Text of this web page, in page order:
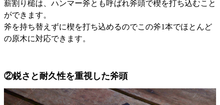
薪割り槌は、ハンマー斧とも呼ばれ斧頭で楔を打ち込むこと
ができます。
斧を持ち替えずに楔を打ち込めるのでこの斧1本でほとんど
の原木に対応できます。
②鋭さと耐久性を重視した斧頭